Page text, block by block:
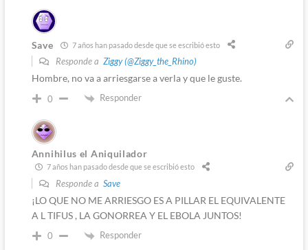
Save 7 años han pasado desde que se escribió esto
Responde a Ziggy (@Ziggy_the_Rhino)
Hombre, no va a arriesgarse a verla y que le guste.
0 Responder
Annihilus el Aniquilador
7 años han pasado desde que se escribió esto
Responde a Save
¡LO QUE NO ME ARRIESGO ES A PILLAR EL EQUIVALENTE
A L TIFUS , LA GONORREA Y EL EBOLA JUNTOS!
0 Responder